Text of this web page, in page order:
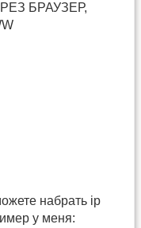
БРАУЗЕР,
набрать ip
у меня: